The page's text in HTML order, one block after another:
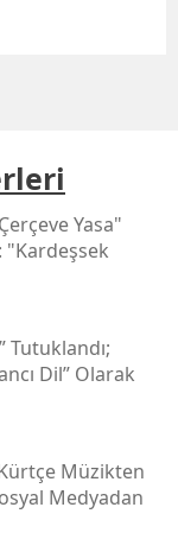
Yasa"
"kardeşsek
Tutuklandı;
Dil” Olarak
Müzikten
Medyadan